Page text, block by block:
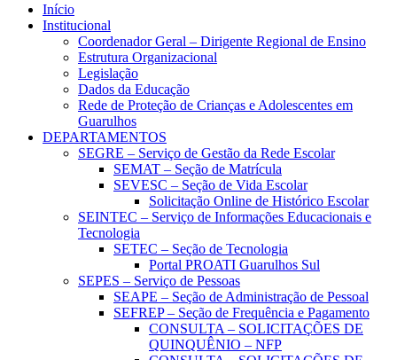
Início
Institucional
Coordenador Geral – Dirigente Regional de Ensino
Estrutura Organizacional
Legislação
Dados da Educação
Rede de Proteção de Crianças e Adolescentes em
Guarulhos
DEPARTAMENTOS
SEGRE – Serviço de Gestão da Rede Escolar
SEMAT – Seção de Matrícula
SEVESC – Seção de Vida Escolar
Solicitação Online de Histórico Escolar
SEINTEC – Serviço de Informações Educacionais e
Tecnologia
SETEC – Seção de Tecnologia
Portal PROATI Guarulhos Sul
SEPES – Serviço de Pessoas
SEAPE – Seção de Administração de Pessoal
SEFREP – Seção de Frequência e Pagamento
CONSULTA – SOLICITAÇÕES DE
QUINQUÊNIO – NFP